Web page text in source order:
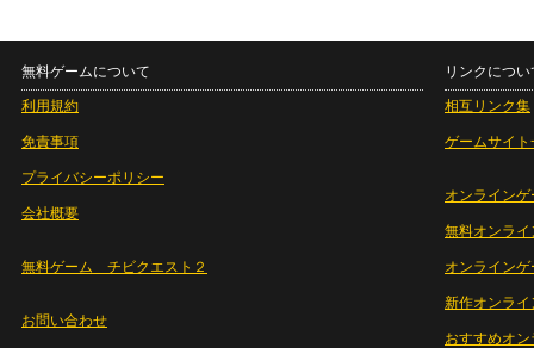
無料ゲームについて
利用規約
免責事項
プライバシーポリシー
会社概要
無料ゲーム チビクエスト２
お問い合わせ
リンクについ
相互リンク集
ゲームサイト
オンラインゲ
無料オンライ
オンライン
新作オンライ
おすすめオ